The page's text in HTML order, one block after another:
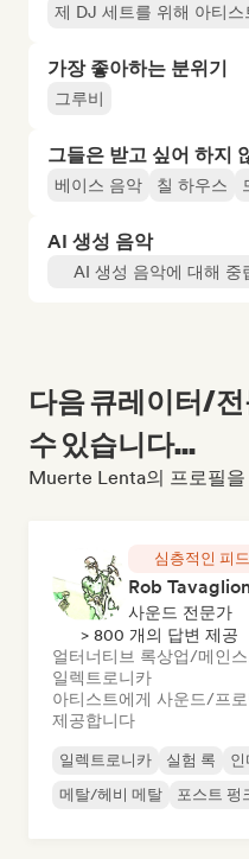
제 DJ 세트를 위해 아티
가장 좋아하는 분위기
그루비
그들은 받고 싶어 하지
베이스 음악 칠 하우스
AI 생성 음악
AI 생성 음악에 대해 중
다음 큐레이터/
수 있습니다...
Muerte Lenta의 프로필
심층적인 피
Rob
사운드 전문가
> 800 개의 답변 제공
얼터너티브 록상업/메인스
일렉트로니카
아티스트에게 사운드/프
제공합니다
일렉트로니카 실험 록 인
메탈/헤비 메탈
포스트 펑